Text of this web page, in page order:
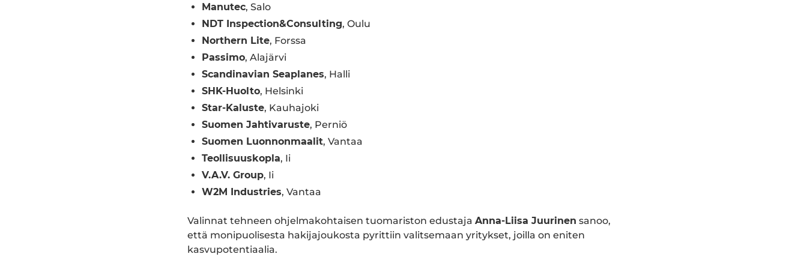
Manutec, Salo
NDT Inspection&Consulting, Oulu
Northern Lite, Forssa
Passimo, Alajärvi
Scandinavian Seaplanes, Halli
SHK-Huolto, Helsinki
Star-Kaluste, Kauhajoki
Suomen Jahtivaruste, Perniö
Suomen Luonnonmaalit, Vantaa
Teollisuuskopla, Ii
V.A.V. Group, Ii
W2M Industries, Vantaa
Valinnat tehneen ohjelmakohtaisen tuomariston edustaja Anna-Liisa Juurinen sanoo,
että monipuolisesta hakijajoukosta pyrittiin valitsemaan yritykset, joilla on eniten
kasvupotentiaalia.